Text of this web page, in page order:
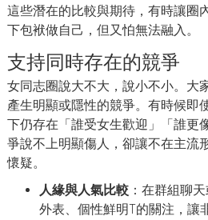
這些潛在的比較與期待，有時讓圈
下包袱做自己，但又怕無法融入。
支持同時存在的競爭
女同志圈說大不大，說小不小。大
產生明顯或隱性的競爭。有時候即
下仍存在「誰受女生歡迎」「誰更
爭說不上明顯傷人，卻讓不在主流
懷疑。
人緣與人氣比較 ：在群組聊
外表、個性鮮明T的關注，讓